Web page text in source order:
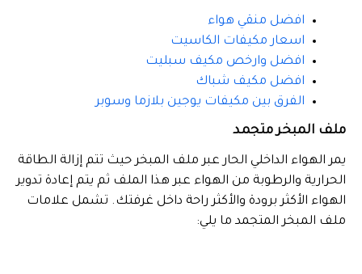
افضل منقي هواء
اسعار مكيفات الكاسيت
افضل وارخص مكيف سبليت
افضل مكيف شباك
الفرق بين مكيفات يوجين بلازما وسوبر
ملف المبخر متجمد
يمر الهواء الداخلي الحار عبر ملف المبخر حيث تتم إزالة الطاقة
الحرارية والرطوبة من الهواء عبر هذا الملف ثم يتم إعادة تدوير
الهواء الأكثر برودة والأكثر راحة داخل غرفتك. تشمل علامات
ملف المبخر المتجمد ما يلي: